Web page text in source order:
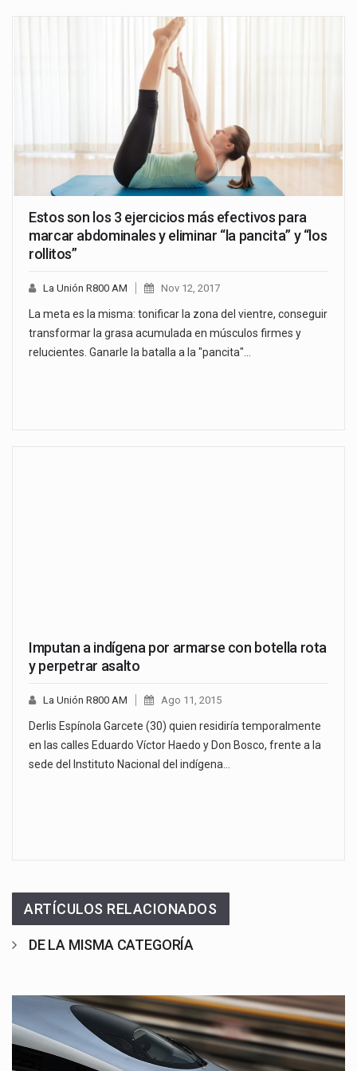
Estos son los 3 ejercicios más efectivos para
marcar abdominales y eliminar “la pancita” y “los
rollitos”
La Unión R800 AM Nov 12, 2017
La meta es la misma: tonificar la zona del vientre, conseguir
transformar la grasa acumulada en músculos firmes y
relucientes. Ganarle la batalla a la "pancita"…
Imputan a indígena por armarse con botella rota
y perpetrar asalto
La Unión R800 AM Ago 11, 2015
Derlis Espínola Garcete (30) quien residiría temporalmente
en las calles Eduardo Víctor Haedo y Don Bosco, frente a la
sede del Instituto Nacional del indígena…
ARTÍCULOS RELACIONADOS
DE LA MISMA CATEGORÍA